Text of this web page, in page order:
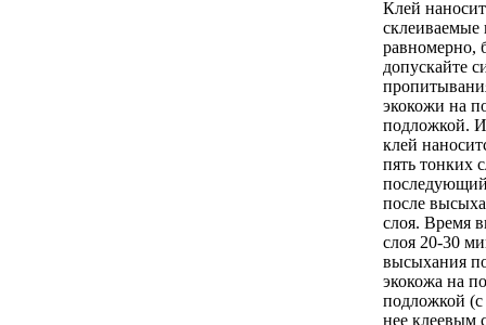
Клей
склеиваемые
равномерно,
допускайте
экокожи на
подложкой.
клей
пять тонких
после
слоя. Время
слоя 20-30
высыхания
экокожа на
подложкой
нее клеевым